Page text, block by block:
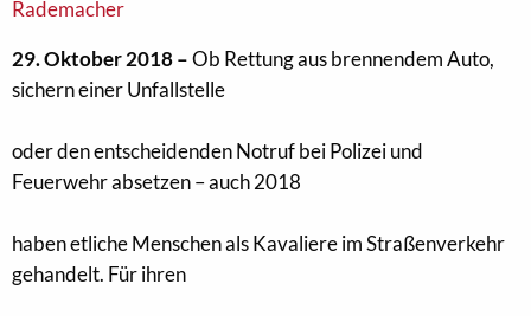
29. Oktober 2018 –Ob Rettung aus brennendem Auto,
sichern einer Unfallstelle
oder den entscheidenden Notruf bei Polizei und
Feuerwehr absetzen – auch 2018
haben etliche Menschen als Kavaliere im Straßenverkehr
gehandelt. Für ihren